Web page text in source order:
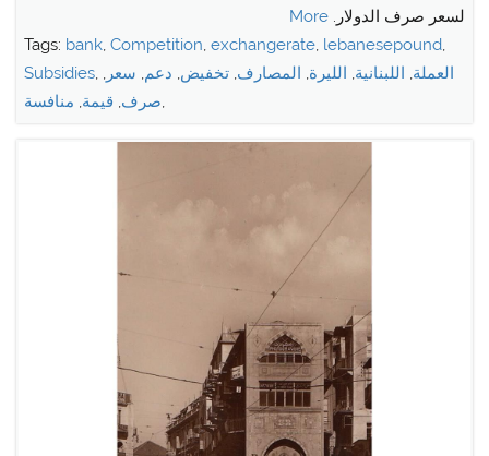
لسعر صرف الدولار.
Tags: bank, Competition, exchangerate, lebanesepound,
Subsidies, العملة, اللبنانية, الليرة, المصارف, تخفيض, دعم, سعر ,
صرف, قيمة, منافسة ,